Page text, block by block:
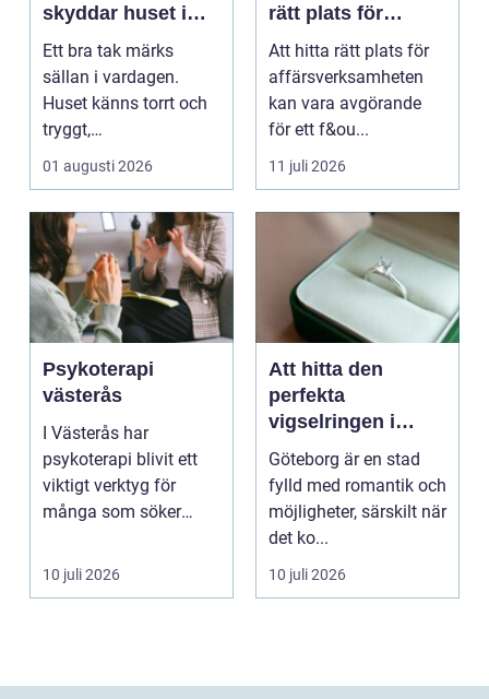
skyddar huset i
längden
Ett bra tak märks
sällan i vardagen.
Huset känns torrt och
tryggt,
inomhusklimatet
fungerar och ener...
01 augusti 2026
rätt plats för
affärsverksamhete
Att hitta rätt plats för
affärsverksamheten
kan vara avgörande
för ett f&ou...
11 juli 2026
Psykoterapi
västerås
I Västerås har
psykoterapi blivit ett
viktigt verktyg för
många som söker
välmående i liv...
10 juli 2026
Att hitta den
perfekta
vigselringen i
Göteborg
Göteborg är en stad
fylld med romantik och
möjligheter, särskilt när
det ko...
10 juli 2026